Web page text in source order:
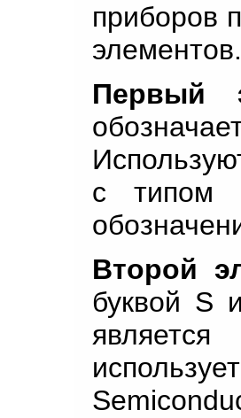
приборов
элементов.
Первый
с типом
Второй
буквой S